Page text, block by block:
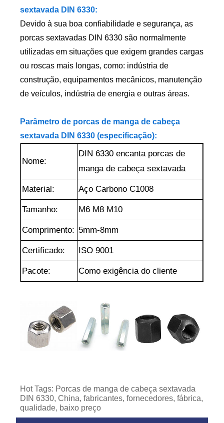
sextavada DIN 6330:
Devido à sua boa confiabilidade e segurança, as
porcas sextavadas DIN 6330 são normalmente
utilizadas em situações que exigem grandes cargas
ou roscas mais longas, como: indústria de
construção, equipamentos mecânicos, manutenção
de veículos, indústria de energia e outras áreas.
Parâmetro de porcas de manga de cabeça
sextavada DIN 6330 (especificação):
Nome:
DIN 6330 encanta porcas de
manga de cabeça sextavada
Material: Aço Carbono C1008
Tamanho: M6 M8 M10
Comprimento: 5mm-8mm
Certificado: ISO 9001
Pacote: Como exigência do cliente
Hot Tags: Porcas de manga de cabeça sextavada
DIN 6330, China, fabricantes, fornecedores, fábrica,
qualidade, baixo preço